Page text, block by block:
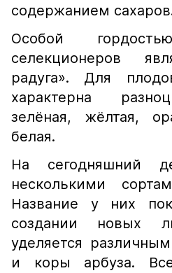
содержанием
Особой
селекционеров
радуга». Для
характерна
зелёная, жёлтая,
белая.
На сегодняшний
несколькими
Название у них
создании новых
уделяется
и коры арбуза.